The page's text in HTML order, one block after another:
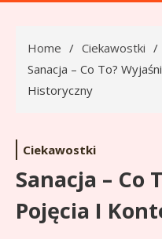
Home
Ciekawostki
Sanacja – Co To?
Historyczny
Ciekawostki
Sanacja – Co
Pojęcia I